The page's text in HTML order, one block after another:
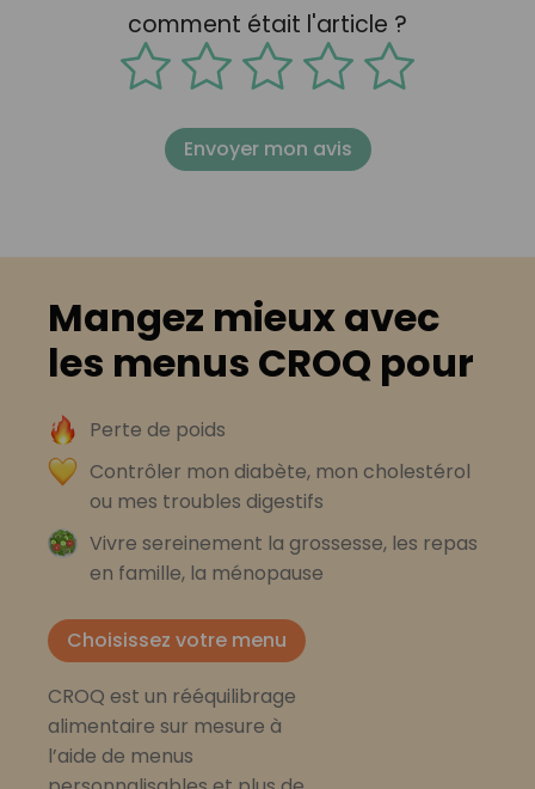
comment était l'article ?
Envoyer mon avis
Mangez mieux avec
les menus CROQ pour
Perte de poids
Contrôler mon diabète, mon cholestérol
ou mes troubles digestifs
Vivre sereinement la grossesse, les repas
en famille, la ménopause
Choisissez votre menu
CROQ est un rééquilibrage
alimentaire sur mesure à
l’aide de menus